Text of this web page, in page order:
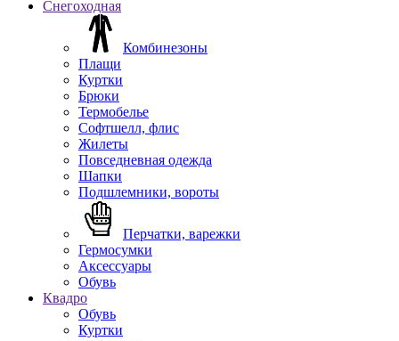
Снегоходная
Комбинезоны
Плащи
Куртки
Брюки
Термобелье
Софтшелл, флис
Жилеты
Повседневная одежда
Шапки
Подшлемники, вороты
Перчатки, варежки
Гермосумки
Аксессуары
Обувь
Квадро
Обувь
Куртки